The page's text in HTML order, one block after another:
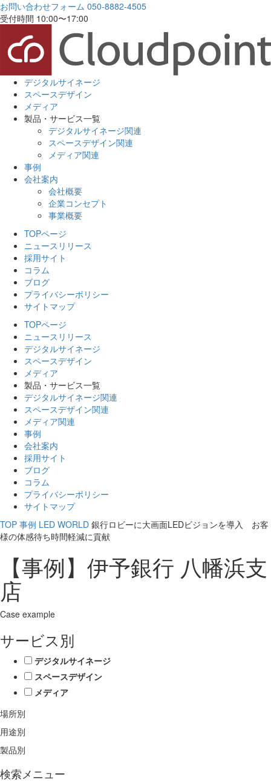
お問い合わせフォーム 050-8882-4505
受付時間 10:00〜17:00
デジタルサイネージ
スペースデザイン
メディア
製品・サービス一覧
デジタルサイネージ関連
スペースデザイン関連
メディア関連
事例
会社案内
会社概要
企業コンセプト
事業概要
TOPページ
ニュースリリース
採用サイト
コラム
ブログ
プライバシーポリシー
サイトマップ
TOPページ
ニュースリリース
デジタルサイネージ
スペースデザイン
メディア
製品・サービス一覧
デジタルサイネージ関連
スペースデザイン関連
メディア関連
事例
会社案内
採用サイト
ブログ
コラム
プライバシーポリシー
サイトマップ
TOP 事例 LED WORLD 銀行ロビーに大画面LEDビジョンを導入 お客
様の体感待ち時間軽減に貢献
【事例】伊予銀行 八幡浜支
店
Case example
サービス別
デジタルサイネージ
スペースデザイン
メディア
場所別
用途別
製品別
検索メニュー